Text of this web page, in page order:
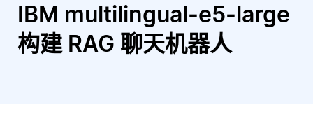
IBM multilingual-e5-large
构建 RAG 聊天机器人